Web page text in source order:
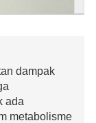
dampak
ada
metabolisme